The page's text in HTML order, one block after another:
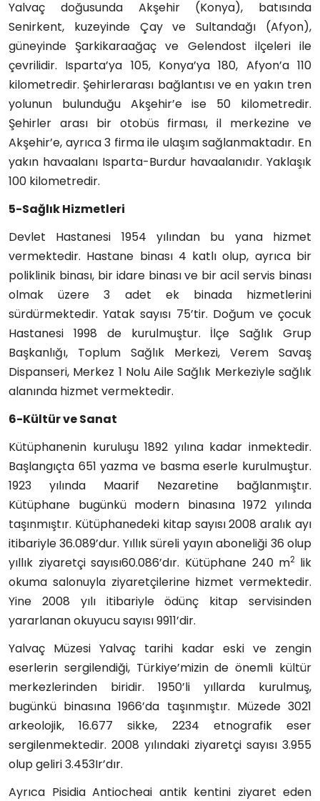
Yalvaç doğusunda Akşehir (Konya), batısında
Senirkent, kuzeyinde Çay ve Sultandağı (Afyon),
güneyinde Şarkikaraağaç ve Gelendost ilçeleri ile
çevrilidir. Isparta’ya 105, Konya’ya 180, Afyon’a 110
kilometredir. Şehirlerarası bağlantısı ve en yakın tren
yolunun bulunduğu Akşehir’e ise 50 kilometredir.
Şehirler arası bir otobüs firması, il merkezine ve
Akşehir’e, ayrıca 3 firma ile ulaşım sağlanmaktadır. En
yakın havaalanı Isparta-Burdur havaalanıdır. Yaklaşık
100 kilometredir.
5-Sağlık Hizmetleri
Devlet Hastanesi 1954 yılından bu yana hizmet
vermektedir. Hastane binası 4 katlı olup, ayrıca bir
poliklinik binası, bir idare binası ve bir acil servis binası
olmak üzere 3 adet ek binada hizmetlerini
sürdürmektedir. Yatak sayısı 75’tir. Doğum ve çocuk
Hastanesi 1998 de kurulmuştur. İlçe Sağlık Grup
Başkanlığı, Toplum Sağlık Merkezi, Verem Savaş
Dispanseri, Merkez 1 Nolu Aile Sağlık Merkeziyle sağlık
alanında hizmet vermektedir.
6-Kültür ve Sanat
Kütüphanenin kuruluşu 1892 yılına kadar inmektedir.
Başlangıçta 651 yazma ve basma eserle kurulmuştur.
1923 yılında Maarif Nezaretine bağlanmıştır.
Kütüphane bugünkü modern binasına 1972 yılında
taşınmıştır. Kütüphanedeki kitap sayısı 2008 aralık ayı
itibariyle 36.089’dur. Yıllık süreli yayın aboneliği 36 olup
yıllık ziyaretçi sayısı60.086’dır. Kütüphane 240 m2 lik
okuma salonuyla ziyaretçilerine hizmet vermektedir.
Yine 2008 yılı itibariyle ödünç kitap servisinden
yararlanan okuyucu sayısı 9911’dir.
Yalvaç Müzesi Yalvaç tarihi kadar eski ve zengin
eserlerin sergilendiği, Türkiye’mizin de önemli kültür
merkezlerinden biridir. 1950’li yıllarda kurulmuş,
bugünkü binasına 1966’da taşınmıştır. Müzede 3021
arkeolojik, 16.677 sikke, 2234 etnografik eser
sergilenmektedir. 2008 yılındaki ziyaretçi sayısı 3.955
olup geliri 3.453Ir’dır.
Ayrıca Pisidia Antiocheai antik kentini ziyaret eden